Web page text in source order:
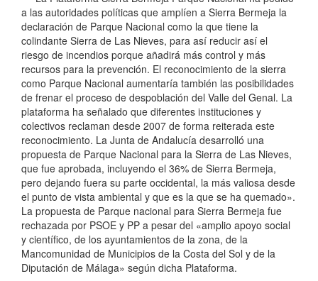
a las autoridades políticas que amplíen a Sierra Bermeja la
declaración de Parque Nacional como la que tiene la
colindante Sierra de Las Nieves, para así reducir así el
riesgo de incendios porque añadirá más control y más
recursos para la prevención. El reconocimiento de la sierra
como Parque Nacional aumentaría también las posibilidades
de frenar el proceso de despoblación del Valle del Genal. La
plataforma ha señalado que diferentes instituciones y
colectivos reclaman desde 2007 de forma reiterada este
reconocimiento. La Junta de Andalucía desarrolló una
propuesta de Parque Nacional para la Sierra de Las Nieves,
que fue aprobada, incluyendo el 36% de Sierra Bermeja,
pero dejando fuera su parte occidental, la más valiosa desde
el punto de vista ambiental y que es la que se ha quemado».
La propuesta de Parque nacional para Sierra Bermeja fue
rechazada por PSOE y PP a pesar del «amplio apoyo social
y científico, de los ayuntamientos de la zona, de la
Mancomunidad de Municipios de la Costa del Sol y de la
Diputación de Málaga» según dicha Plataforma.